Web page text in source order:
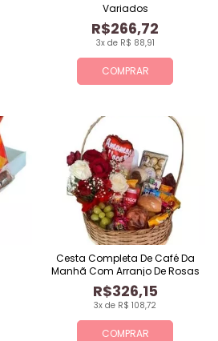
COMPRAR
3x de R$ 88,91
R$266,72
Variados
COMPRAR
3x de R$ 108,72
R$326,15
Cesta Completa De Café Da
Manhã Com Arranjo De Rosas